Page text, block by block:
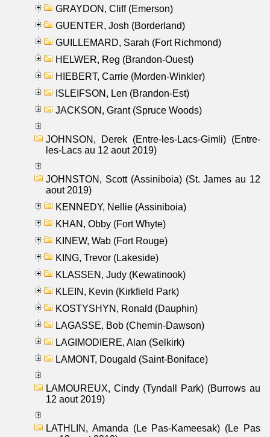
GRAYDON, Cliff (Emerson)
GUENTER, Josh (Borderland)
GUILLEMARD, Sarah (Fort Richmond)
HELWER, Reg (Brandon-Ouest)
HIEBERT, Carrie (Morden-Winkler)
ISLEIFSON, Len (Brandon-Est)
JACKSON, Grant (Spruce Woods)
JOHNSON, Derek (Entre-les-Lacs-Gimli) (Entre-
les-Lacs au 12 aout 2019)
JOHNSTON, Scott (Assiniboia) (St. James au 12
aout 2019)
KENNEDY, Nellie (Assiniboia)
KHAN, Obby (Fort Whyte)
KINEW, Wab (Fort Rouge)
KING, Trevor (Lakeside)
KLASSEN, Judy (Kewatinook)
KLEIN, Kevin (Kirkfield Park)
KOSTYSHYN, Ronald (Dauphin)
LAGASSE, Bob (Chemin-Dawson)
LAGIMODIERE, Alan (Selkirk)
LAMONT, Dougald (Saint-Boniface)
LAMOUREUX, Cindy (Tyndall Park) (Burrows au
12 aout 2019)
LATHLIN, Amanda (Le Pas-Kameesak) (Le Pas